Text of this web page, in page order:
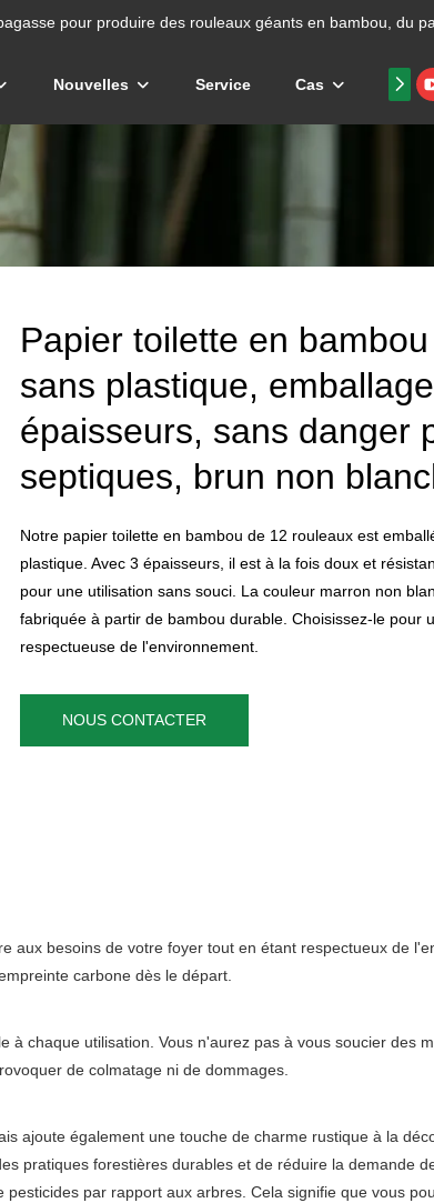
pour produire des rouleaux géants en bambou, du
Nouvelles Service Cas
Papier toilette en
sans plastique,
épaisseurs, sans danger
septiques, brun non
Notre papier toilette en bambou de 12 rouleaux est
plastique. Avec 3 épaisseurs, il est à la fois doux et
pour une utilisation sans souci. La couleur marron non
fabriquée à partir de bambou durable. Choisissez-le pour
respectueuse de l'environnement.
NOUS CONTACTER
besoins de votre foyer tout en étant respectueux de
carbone dès le départ.
chaque utilisation. Vous n'aurez pas à vous soucier des
de colmatage ni de dommages.
ajoute également une touche de charme rustique à la
pratiques forestières durables et de réduire la demande
par rapport aux arbres. Cela signifie que vous